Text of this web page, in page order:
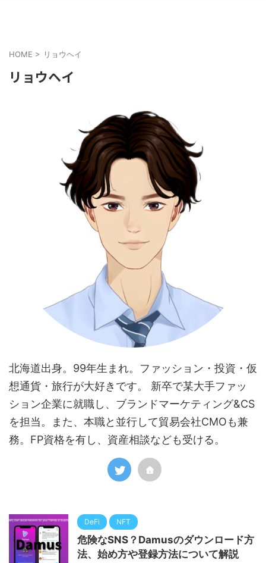
HOME > リョウヘイ
リョウヘイ
北海道出身。99年生まれ。ファッション・投資・仮
想通貨・旅行が大好きです。 新卒で某大手ファッ
ション企業に就職し、ブランドマーケティング&CS
を担当。また、本職と並行して貿易会社CMOも兼
務。FP資格を有し、資産相談なども受ける。
DeFi NFT
危険なSNS？Damusのダウンロード方
法、始め方や登録方法について解説